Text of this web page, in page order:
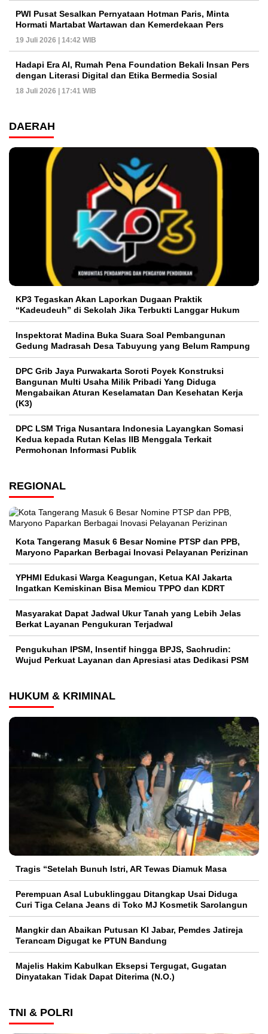
PWI Pusat Sesalkan Pernyataan Hotman Paris, Minta
Hormati Martabat Wartawan dan Kemerdekaan Pers
19 Juli 2026 | 14:42 WIB
Hadapi Era AI, Rumah Pena Foundation Bekali Insan Pers
dengan Literasi Digital dan Etika Bermedia Sosial
18 Juli 2026 | 17:41 WIB
DAERAH
KP3 Tegaskan Akan Laporkan Dugaan Praktik
“Kadeudeuh” di Sekolah Jika Terbukti Langgar Hukum
Inspektorat Madina Buka Suara Soal Pembangunan
Gedung Madrasah Desa Tabuyung yang Belum Rampung
DPC Grib Jaya Purwakarta Soroti Poyek Konstruksi
Bangunan Multi Usaha Milik Pribadi Yang Diduga
Mengabaikan Aturan Keselamatan Dan Kesehatan Kerja
(K3)
DPC LSM Triga Nusantara Indonesia Layangkan Somasi
Kedua kepada Rutan Kelas IIB Menggala Terkait
Permohonan Informasi Publik
REGIONAL
Kota Tangerang Masuk 6 Besar Nomine PTSP dan PPB,
Maryono Paparkan Berbagai Inovasi Pelayanan Perizinan
YPHMI Edukasi Warga Keagungan, Ketua KAI Jakarta
Ingatkan Kemiskinan Bisa Memicu TPPO dan KDRT
Masyarakat Dapat Jadwal Ukur Tanah yang Lebih Jelas
Berkat Layanan Pengukuran Terjadwal
Pengukuhan IPSM, Insentif hingga BPJS, Sachrudin:
Wujud Perkuat Layanan dan Apresiasi atas Dedikasi PSM
HUKUM & KRIMINAL
Tragis “Setelah Bunuh Istri, AR Tewas Diamuk Masa
Perempuan Asal Lubuklinggau Ditangkap Usai Diduga
Curi Tiga Celana Jeans di Toko MJ Kosmetik Sarolangun
Mangkir dan Abaikan Putusan KI Jabar, Pemdes Jatireja
Terancam Digugat ke PTUN Bandung
Majelis Hakim Kabulkan Eksepsi Tergugat, Gugatan
Dinyatakan Tidak Dapat Diterima (N.O.)
TNI & POLRI